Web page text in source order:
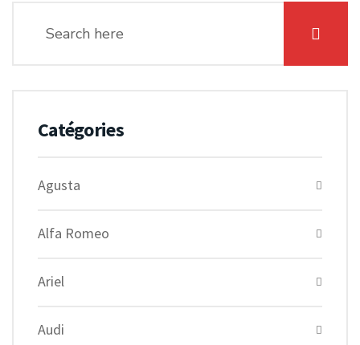
Catégories
Agusta
Alfa Romeo
Ariel
Audi